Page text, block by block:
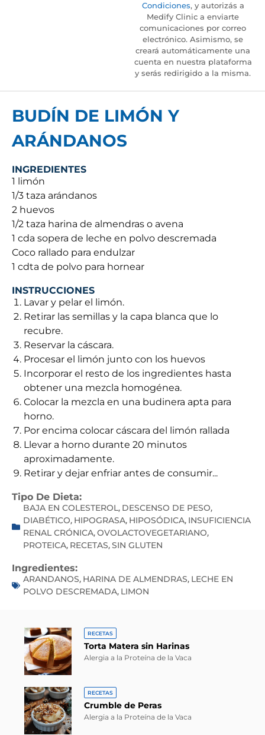
Condiciones, y autorizás a
Medify Clinic a enviarte
comunicaciones por correo
electrónico. Asimismo, se
creará automáticamente una
cuenta en nuestra plataforma
y serás redirigido a la misma.
BUDÍN DE LIMÓN Y
ARÁNDANOS
INGREDIENTES
1 limón
1/3 taza arándanos
2 huevos
1/2 taza harina de almendras o avena
1 cda sopera de leche en polvo descremada
Coco rallado para endulzar
1 cdta de polvo para hornear
INSTRUCCIONES
Lavar y pelar el limón.
Retirar las semillas y la capa blanca que lo
recubre.
Reservar la cáscara.
Procesar el limón junto con los huevos
Incorporar el resto de los ingredientes hasta
obtener una mezcla homogénea.
Colocar la mezcla en una budinera apta para
horno.
Por encima colocar cáscara del limón rallada
Llevar a horno durante 20 minutos
aproximadamente.
Retirar y dejar enfriar antes de consumir...
Tipo De Dieta:
BAJA EN COLESTEROL, DESCENSO DE PESO,
DIABÉTICO, HIPOGRASA, HIPOSÓDICA, INSUFICIENCIA
RENAL CRÓNICA,OVOLACTOVEGETARIANO,
PROTEICA, RECETAS,SIN GLUTEN
Ingredientes:
ARANDANOS, HARINA DE ALMENDRAS, LECHE EN
POLVO DESCREMADA, LIMON
RECETAS
Torta Matera sin Harinas
Alergia a la Proteína de la Vaca
RECETAS
Crumble de Peras
Alergia a la Proteína de la Vaca